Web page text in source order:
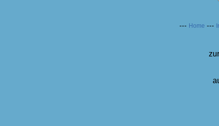
--- Home ---